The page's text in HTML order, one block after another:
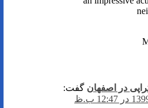
در اصفهان گفت: